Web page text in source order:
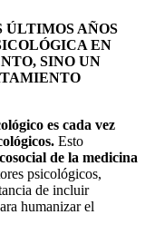
AÑOS
EN
SINO UN
es cada vez
Esto
de la medicina
psicológicos,
de incluir
humanizar el